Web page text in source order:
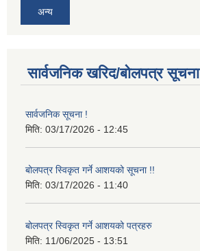
अन्य
सार्वजनिक खरिद/बोलपत्र सूचना
सार्वजनिक सूचना !
मिति: 03/17/2026 - 12:45
बोलपत्र स्विकृत गर्ने आशयको सूचना !!
मिति: 03/17/2026 - 11:40
बोलपत्र स्विकृत गर्ने आशयको पत्रहरु
मिति: 11/06/2025 - 13:51